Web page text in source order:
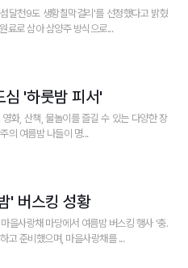
달천9도 생황칠막걸리'를 선정했다고 밝혔
료로 삼아 삼양주 방식으로...
'하룻밤 피서'
화, 산책, 물놀이를 즐길 수 있는 다양한 장
의 여름밤 나들이 명...
' 버스킹 성황
을사랑채 마당에서 여름밤 버스킹 행사 ‘충.
민들이 직접 기획하고 준비했으며, 마을사랑채를 ...